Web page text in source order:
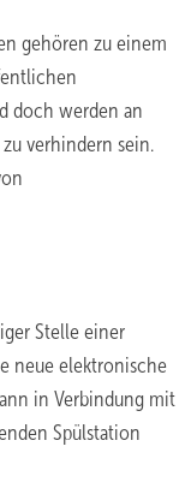
gehören zu einem
doch werden an
verhindern sein.
Stelle einer
neue elektronische
in Verbindung mit
Spülstation